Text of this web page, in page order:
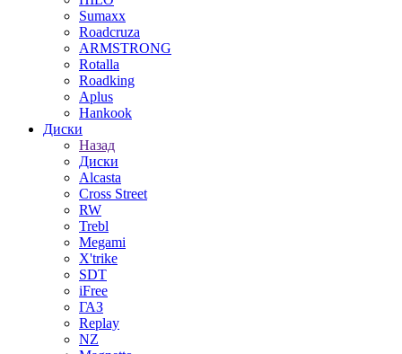
Sumaxx
Roadcruza
ARMSTRONG
Rotalla
Roadking
Aplus
Hankook
Диски
Назад
Диски
Alcasta
Cross Street
RW
Trebl
Megami
X'trike
SDT
iFree
ГАЗ
Replay
NZ